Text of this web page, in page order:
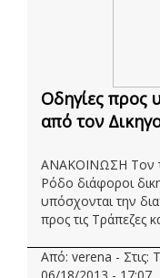
Οδηγίες προς
από τον
ΑΝΑΚΟΙΝΩΣΗ Τον
Ρόδο διάφοροι
υπόσχονται την
προς τις Τράπεζες
Από: verena - Στις: